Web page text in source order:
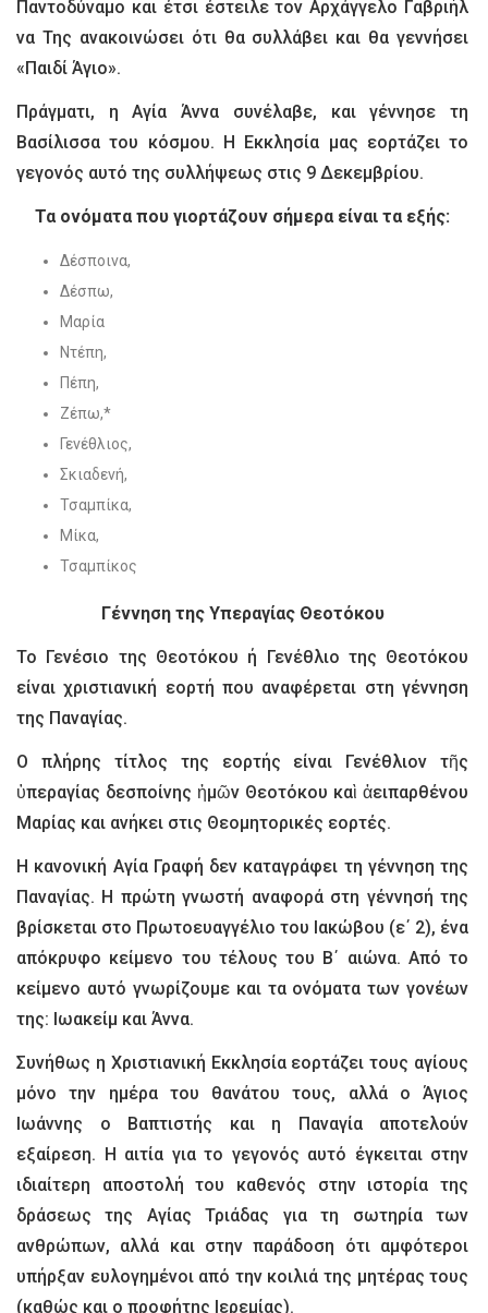
Παντοδύναμο και έτσι έστειλε τον Αρχάγγελο Γαβριήλ
να Της ανακοινώσει ότι θα συλλάβει και θα γεννήσει
«Παιδί Άγιο».
Πράγματι, η Αγία Άννα συνέλαβε, και γέννησε τη
Βασίλισσα του κόσμου. Η Εκκλησία μας εορτάζει το
γεγονός αυτό της συλλήψεως στις 9 Δεκεμβρίου.
Τα ονόματα που γιορτάζουν σήμερα είναι τα εξής:
Δέσποινα,
Δέσπω,
Μαρία
Ντέπη,
Πέπη,
Ζέπω,*
Γενέθλιος,
Σκιαδενή,
Τσαμπίκα,
Μίκα,
Τσαμπίκος
Γέννηση της Υπεραγίας Θεοτόκου
Το Γενέσιο της Θεοτόκου ή Γενέθλιο της Θεοτόκου
είναι χριστιανική εορτή που αναφέρεται στη γέννηση
της Παναγίας.
Ο πλήρης τίτλος της εορτής είναι Γενέθλιον τῆς
ὑπεραγίας δεσποίνης ἡμῶν Θεοτόκου καὶ ἀειπαρθένου
Μαρίας και ανήκει στις Θεομητορικές εορτές.
Η κανονική Αγία Γραφή δεν καταγράφει τη γέννηση της
Παναγίας. Η πρώτη γνωστή αναφορά στη γέννησή της
βρίσκεται στο Πρωτοευαγγέλιο του Ιακώβου (ε΄ 2), ένα
απόκρυφο κείμενο του τέλους του Β΄ αιώνα. Από το
κείμενο αυτό γνωρίζουμε και τα ονόματα των γονέων
της: Ιωακείμ και Άννα.
Συνήθως η Χριστιανική Εκκλησία εορτάζει τους αγίους
μόνο την ημέρα του θανάτου τους, αλλά ο Άγιος
Ιωάννης ο Βαπτιστής και η Παναγία αποτελούν
εξαίρεση. Η αιτία για το γεγονός αυτό έγκειται στην
ιδιαίτερη αποστολή του καθενός στην ιστορία της
δράσεως της Αγίας Τριάδας για τη σωτηρία των
ανθρώπων, αλλά και στην παράδοση ότι αμφότεροι
υπήρξαν ευλογημένοι από την κοιλιά της μητέρας τους
(καθώς και ο προφήτης Ιερεμίας).